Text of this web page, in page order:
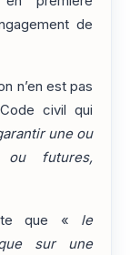
de
n’en est pas
civil qui
une ou
ou futures,
que « le
sur une